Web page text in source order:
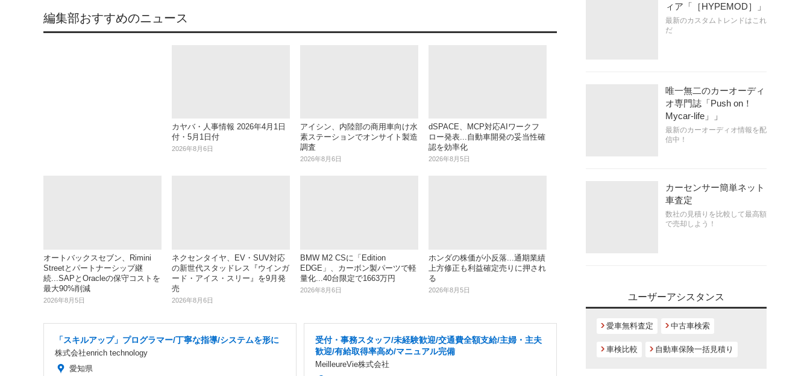
編集部おすすめのニュース
カヤバ・人事情報 2026年4月1日
付・5月1日付
2026年8月6日
アイシン、内陸部の商用車向け水
素ステーションでオンサイト製造
調査
2026年8月6日
dSPACE、MCP対応AIワークフ
ロー発表...自動車開発の妥当性確
認を効率化
2026年8月5日
オートバックスセブン、Rimini
Streetとパートナーシップ継
続...SAPとOracleの保守コストを
最大90%削減
2026年8月5日
ネクセンタイヤ、EV・SUV対応
の新世代スタッドレス『ウインガ
ード・アイス・スリー』を9月発
売
2026年8月6日
BMW M2 CSに「Edition
EDGE」、カーボン製パーツで軽
量化...40台限定で1663万円
2026年8月6日
ホンダの株価が小反落...通期業績
上方修正も利益確定売りに押され
る
2026年8月5日
「スキルアップ」プログラマー/丁寧な指導/システムを形に
株式会社enrich technology
愛知県
受付・事務スタッフ/未経験歓迎/交通費全額支給/主婦・主夫
歓迎/有給取得率高め/マニュアル完備
MeilleureVie株式会社
ィア「［HYPEMOD］」
最新のカスタムトレンドはこれ
だ
唯一無二のカーオーディ
オ専門誌「Push on！
Mycar-life」」
最新のカーオーディオ情報を配
信中！
カーセンサー簡単ネット
車査定
数社の見積りを比較して最高額
で売却しよう！
ユーザーアシスタンス
愛車無料査定 中古車検索
車検比較 自動車保険一括見積り